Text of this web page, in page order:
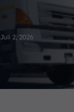
Juli 2, 2026